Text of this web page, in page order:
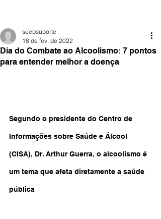
Dia do Combate ao Alcoolismo: 7 pontos
para entender melhor a doença
seebsuporte
18 de fev. de 2022
Segundo o presidente do Centro de
Informações sobre Saúde e Álcool
(CISA), Dr. Arthur Guerra, o alcoolismo é
um tema que afeta diretamente a saúde
pública